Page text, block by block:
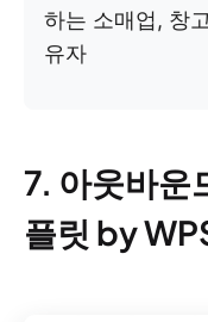
하는 소매업, 창
유자
7. 아웃바운
플릿 by